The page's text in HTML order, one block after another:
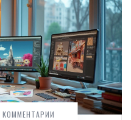
КОММЕНТАРИИ